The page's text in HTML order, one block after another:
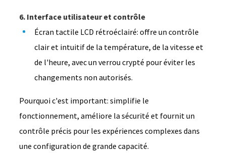
6. Interface utilisateur et contrôle
Écran tactile LCD rétroéclairé: offre un contrôle
clair et intuitif de la température, de la vitesse et
de l'heure, avec un verrou crypté pour éviter les
changements non autorisés.
Pourquoi c'est important: simplifie le
fonctionnement, améliore la sécurité et fournit un
contrôle précis pour les expériences complexes dans
une configuration de grande capacité.